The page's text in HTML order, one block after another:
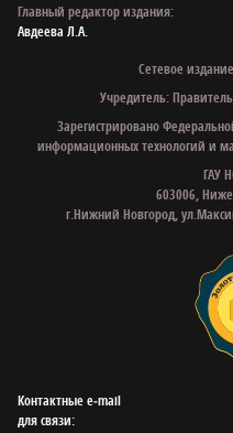
Главный редактор издания:
Авдеева Л.А.
Сетевое
Учредитель:
Зарегистрировано
информационных технологий и
ГАУ
603006,
г.Нижний Новгород,
Контактные e‑mail
для связи: